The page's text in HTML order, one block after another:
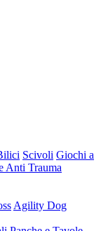
Scivoli Giochi a
Anti Trauma
Agility Dog